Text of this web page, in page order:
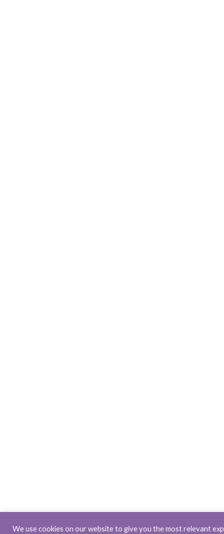
We use cookies on our website to give you the most relevant